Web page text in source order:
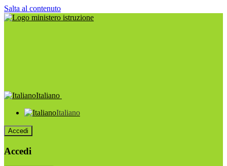
Salta al contenuto
Italiano
Italiano
Accedi
Accedi